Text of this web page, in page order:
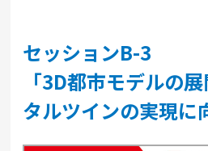
セッションB-3
「3D都市モデルの
タルツインの実現に